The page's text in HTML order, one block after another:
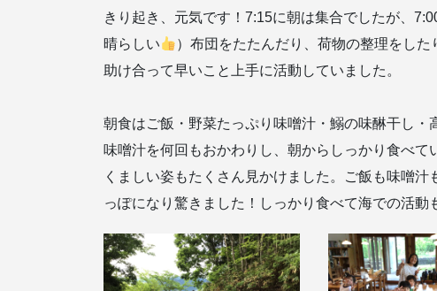
きり起き、元気です！7:15に朝は集合でしたが、
晴らしい
）布団をたたんだり、荷物の整理をした
助け合って早いこと上手に活動していました。
朝食はご飯・野菜たっぷり味噌汁・鰯の味醂干し
味噌汁を何回もおかわりし、朝からしっかり食べ
くましい姿もたくさん見かけました。ご飯も味噌
っぽになり驚きました！しっかり食べて海での活動